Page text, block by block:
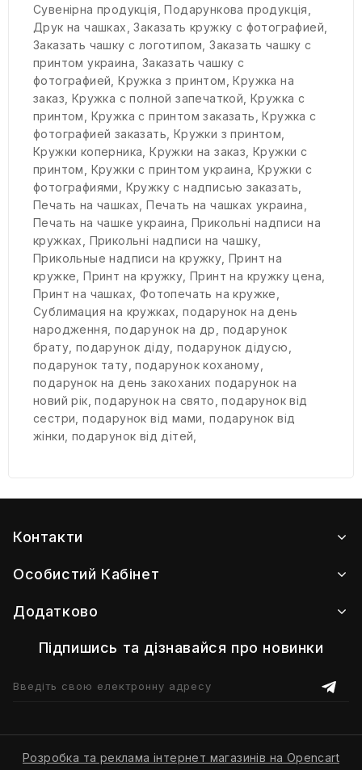
Сувенірна продукція,Подарункова продукція,
Друк на чашках,Заказать кружку с фотографией,
Заказать чашку с логотипом,Заказать чашку с
принтом украина, Заказать чашку с
фотографией,Кружка з принтом,Кружка на
заказ, Кружка с полной запечаткой,Кружка с
принтом, Кружка с принтом заказать,Кружка с
фотографией заказать, Кружки з принтом,
Кружки коперника,Кружки на заказ,Кружки с
принтом, Кружки с принтом украина,Кружки с
фотографиями, Кружку с надписью заказать,
Печать на чашках,Печать на чашках украина,
Печать на чашке украина,Прикольні надписи на
кружках, Прикольні надписи на чашку,
Прикольные надписи на кружку,Принт на
кружке,Принт на кружку,Принт на кружку цена,
Принт на чашках, Фотопечать на кружке,
Сублимация на кружках,подарунок на день
народження, подарунок на др, подарунок
брату, подарунок діду,подарунок дідусю,
подарунок тату,подарунок коханому,
подарунок на день закоханих подарунок на
новий рік,подарунок на свято,подарунок від
сестри,подарунок від мами,подарунок від
жінки, подарунок від дітей,
Контакти
Особистий Кабінет
Додатково
Підпишись та дізнавайся про новинки
Розробка та реклама інтернет магазинів на Opencart